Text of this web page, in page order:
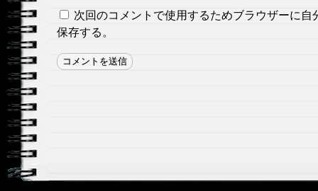
次回のコメントで使用するためブラウザーに
保存する。